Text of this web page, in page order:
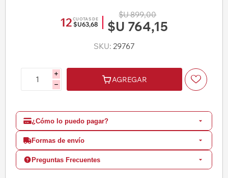
12 CUOTAS DE
$U63,68
$U 899,00
$U 764,15
SKU: 29767
i
h
AGREGAR
¿Cómo lo puedo pagar?
Formas de envío
Preguntas Frecuentes